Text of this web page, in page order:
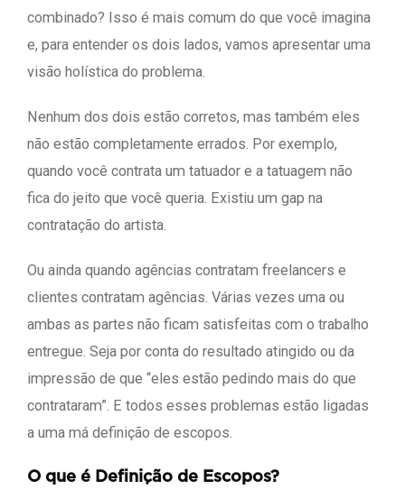
combinado? Isso é mais comum do que você imagina
e, para entender os dois lados, vamos apresentar uma
visão holística do problema.
Nenhum dos dois estão corretos, mas também eles
não estão completamente errados. Por exemplo,
quando você contrata um tatuador e a tatuagem não
fica do jeito que você queria. Existiu um gap na
contratação do artista.
Ou ainda quando agências contratam freelancers e
clientes contratam agências. Várias vezes uma ou
ambas as partes não ficam satisfeitas com o trabalho
entregue. Seja por conta do resultado atingido ou da
impressão de que “eles estão pedindo mais do que
contrataram”. E todos esses problemas estão ligadas
a uma má definição de escopos.
O que é Definição de Escopos?